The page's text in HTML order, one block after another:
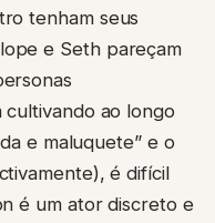
tenham seus
e Seth pareçam
cultivando ao longo
e maluquete” e o
é difícil
é um ator discreto e